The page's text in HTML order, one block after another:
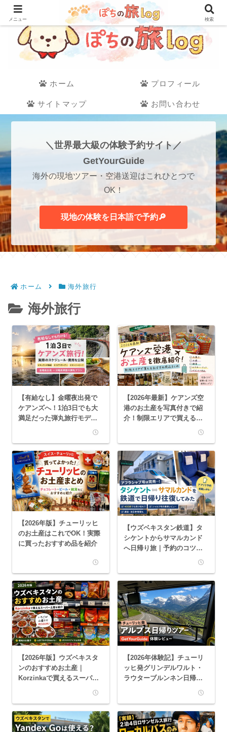
ホーム プロフィール
サイトマップ お問い合わせ
＼世界最大級の体験予約サイト／
GetYourGuide
海外の現地ツアー・空港送迎はこれひとつで
OK！
現地の体験を日本語で予約🔎
ホーム 海外旅行
海外旅行
【有給なし】金曜夜出発で
ケアンズへ！1泊3日でも大
満足だった弾丸旅行モデル
コース｜費用・タイムスケ
【2026年最新】ケアンズ空
港のお土産を写真付きで紹
介！制限エリアで買えるお
【2026年版】チューリッヒ
のお土産はこれでOK！実際
に買ったおすすめ品を紹介
【ウズベキスタン鉄道】タ
シケントからサマルカンド
へ日帰り旅｜予約のコツや
【2026年版】ウズベキスタ
ンのおすすめお土産｜
Korzinkaで買えるスーパー
【2026年体験記】チューリ
ッヒ発グリンデルワルト・
ラウターブルンネン日帰り
ツアーに参加してみた｜実
メニュー 検索